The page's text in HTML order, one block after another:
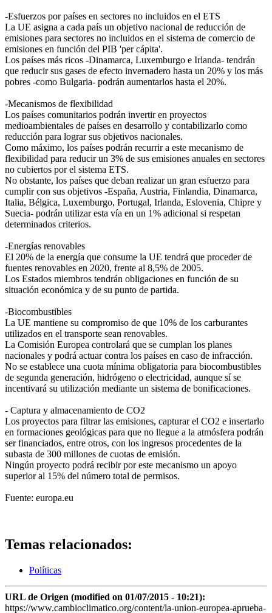
-Esfuerzos por países en sectores no incluidos en el ETS
La UE asigna a cada país un objetivo nacional de reducción de
emisiones para sectores no incluidos en el sistema de comercio de
emisiones en función del PIB 'per cápita'.
Los países más ricos -Dinamarca, Luxemburgo e Irlanda- tendrán
que reducir sus gases de efecto invernadero hasta un 20% y los más
pobres -como Bulgaria- podrán aumentarlos hasta el 20%.
-Mecanismos de flexibilidad
Los países comunitarios podrán invertir en proyectos
medioambientales de países en desarrollo y contabilizarlo como
reducción para lograr sus objetivos nacionales.
Como máximo, los países podrán recurrir a este mecanismo de
flexibilidad para reducir un 3% de sus emisiones anuales en sectores
no cubiertos por el sistema ETS.
No obstante, los países que deban realizar un gran esfuerzo para
cumplir con sus objetivos -España, Austria, Finlandia, Dinamarca,
Italia, Bélgica, Luxemburgo, Portugal, Irlanda, Eslovenia, Chipre y
Suecia- podrán utilizar esta vía en un 1% adicional si respetan
determinados criterios.
-Energías renovables
El 20% de la energía que consume la UE tendrá que proceder de
fuentes renovables en 2020, frente al 8,5% de 2005.
Los Estados miembros tendrán obligaciones en función de su
situación económica y de su punto de partida.
-Biocombustibles
La UE mantiene su compromiso de que 10% de los carburantes
utilizados en el transporte sean renovables.
La Comisión Europea controlará que se cumplan los planes
nacionales y podrá actuar contra los países en caso de infracción.
No se establece una cuota mínima obligatoria para biocombustibles
de segunda generación, hidrógeno o electricidad, aunque sí se
incentivará su utilización mediante un sistema de bonificaciones.
- Captura y almacenamiento de CO2
Los proyectos para filtrar las emisiones, capturar el CO2 e insertarlo
en formaciones geológicas para que no llegue a la atmósfera podrán
ser financiados, entre otros, con los ingresos procedentes de la
subasta de 300 millones de cuotas de emisión.
Ningún proyecto podrá recibir por este mecanismo un apoyo
superior al 15% del número total de permisos.
Fuente: europa.eu
Temas relacionados:
Políticas
URL de Origen (modified on 01/07/2015 - 10:21):
https://www.cambioclimatico.org/content/la-union-europea-aprueba-